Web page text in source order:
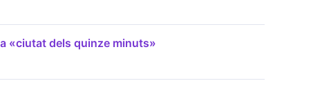
«ciutat dels quinze minuts»